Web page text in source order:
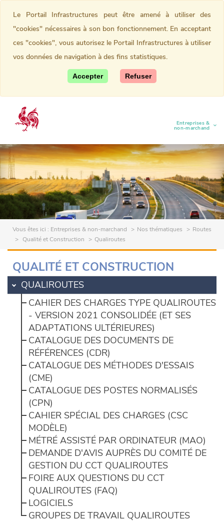
Entreprises &
non-marchand
(current)
Vous êtes ici : Entreprises & non-marchand Nos thématiques
Routes
Qualité et Construction
Qualiroutes
QUALITÉ ET CONSTRUCTION
QUALIROUTES
CAHIER DES CHARGES TYPE QUALIROUTES
- VERSION 2021 CONSOLIDÉE (ET SES
ADAPTATIONS ULTÉRIEURES)
CATALOGUE DES DOCUMENTS DE
RÉFÉRENCES (CDR)
CATALOGUE DES MÉTHODES D'ESSAIS
(CME)
CATALOGUE DES POSTES NORMALISÉS
(CPN)
CAHIER SPÉCIAL DES CHARGES (CSC
MODÈLE)
MÉTRÉ ASSISTÉ PAR ORDINATEUR (MAO)
DEMANDE D'AVIS AUPRÈS DU COMITÉ DE
GESTION DU CCT QUALIROUTES
FOIRE AUX QUESTIONS DU CCT
QUALIROUTES (FAQ)
LOGICIELS
GROUPES DE TRAVAIL QUALIROUTES
Le Portail Infrastructures peut être amené à utiliser des
"cookies" nécessaires à son bon fonctionnement. En acceptant
ces "cookies", vous autorisez le Portail Infrastructures à utiliser
vos données de navigation à des fins statistiques.
Accepter Refuser